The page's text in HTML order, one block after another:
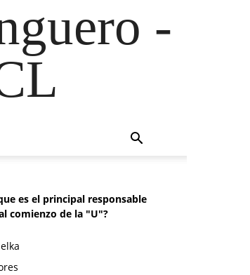
-
es el principal responsable
comienzo de la "U"?